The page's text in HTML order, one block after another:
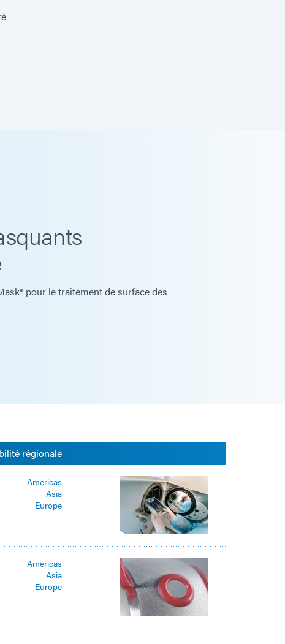
pour le traitement de surface des
régionale
Americas
Asia
Europe
Americas
Asia
Europe